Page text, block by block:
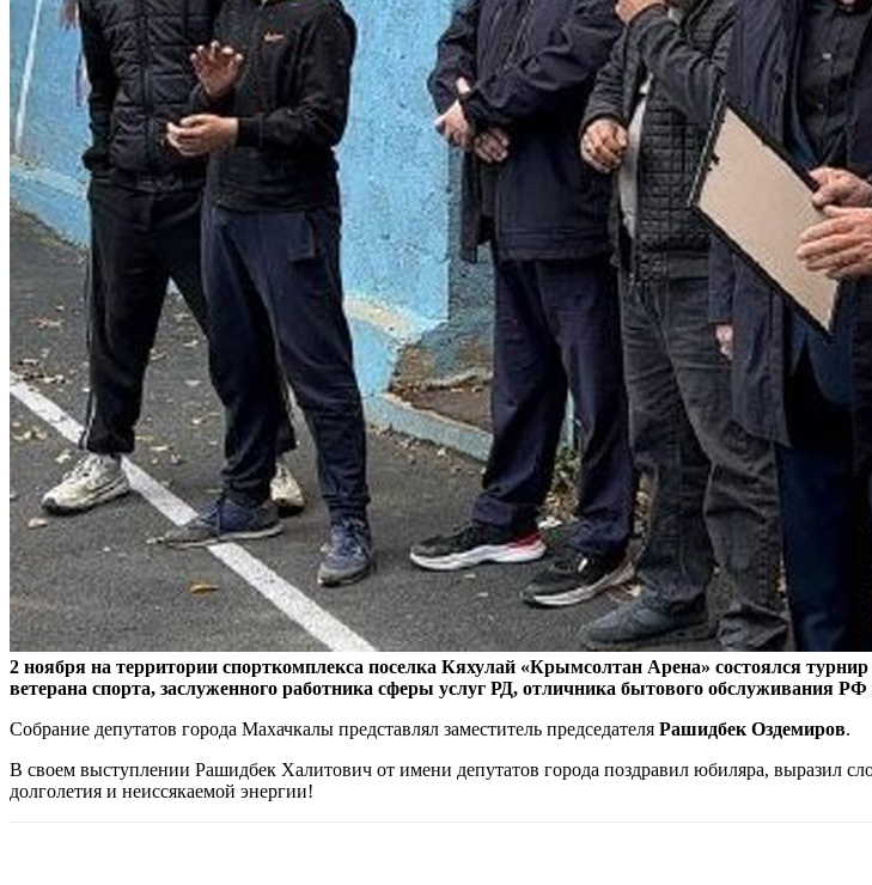
2 ноября на территории спорткомплекса поселка Кяхулай «Крымсолтан Арена» состоялся
ветерана спорта, заслуженного работника сферы услуг РД, отличника бытового обслуживания
Собрание депутатов города Махачкалы представлял заместитель председателя Рашидбек Оздемиров.
В своем выступлении Рашидбек Халитович от имени депутатов города поздравил юбиляра, выразил
долголетия и неиссякаемой энергии!